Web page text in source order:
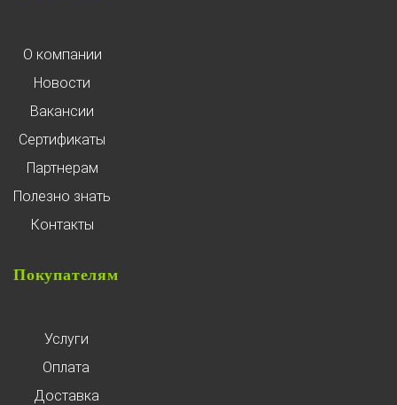
О компании
Новости
Вакансии
Сертификаты
Партнерам
Полезно знать
Контакты
Покупателям
Услуги
Оплата
Доставка